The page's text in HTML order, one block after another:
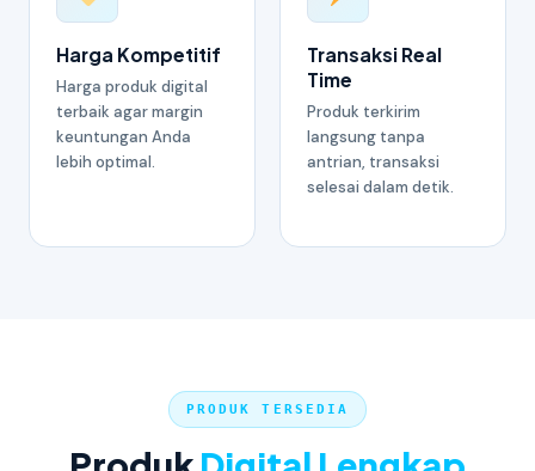
Harga Kompetitif
Harga produk digital
terbaik agar margin
keuntungan Anda
lebih optimal.
Transaksi Real
Time
Produk terkirim
langsung tanpa
antrian, transaksi
selesai dalam detik.
PRODUK TERSEDIA